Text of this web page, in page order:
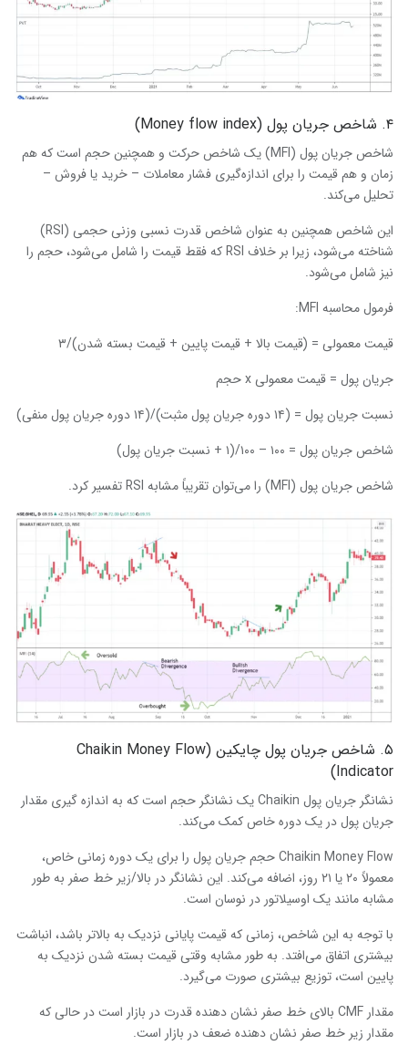
۴. شاخص جریان پول (Money flow index)
شاخص جریان پول (MFI) یک شاخص حرکت و همچنین حجم است که هم
زمان و هم قیمت را برای اندازه‌گیری فشار معاملات – خرید یا فروش –
تحلیل می‌کند.
این شاخص همچنین به عنوان شاخص قدرت نسبی وزنی حجمی (RSI)
شناخته می‌شود، زیرا بر خلاف RSI که فقط قیمت را شامل می‌شود، حجم را
نیز شامل می‌شود.
فرمول محاسبه MFI:
قیمت معمولی = (قیمت بالا + قیمت پایین + قیمت بسته شدن)/۳
جریان پول = قیمت معمولی x حجم
نسبت جریان پول = (۱۴ دوره جریان پول مثبت)/(۱۴ دوره جریان پول منفی)
شاخص جریان پول = ۱۰۰ – ۱۰۰/(۱ + نسبت جریان پول)
شاخص جریان پول (MFI) را می‌توان تقریباً مشابه RSI تفسیر کرد.
۵. شاخص جریان پول چایکین (Chaikin Money Flow
Indicator)
نشانگر جریان پول Chaikin یک نشانگر حجم است که به اندازه گیری مقدار
جریان پول در یک دوره خاص کمک می‌کند.
Chaikin Money Flow حجم جریان پول را برای یک دوره زمانی خاص،
معمولاً ۲۰ یا ۲۱ روز، اضافه می‌کند. این نشانگر در بالا/زیر خط صفر به طور
مشابه مانند یک اوسیلاتور در نوسان است.
با توجه به این شاخص، زمانی که قیمت پایانی نزدیک به بالاتر باشد، انباشت
بیشتری اتفاق می‌افتد. به طور مشابه وقتی قیمت بسته شدن نزدیک به
پایین است، توزیع بیشتری صورت می‌گیرد.
مقدار CMF بالای خط صفر نشان دهنده قدرت در بازار است در حالی که
مقدار زیر خط صفر نشان دهنده ضعف در بازار است.